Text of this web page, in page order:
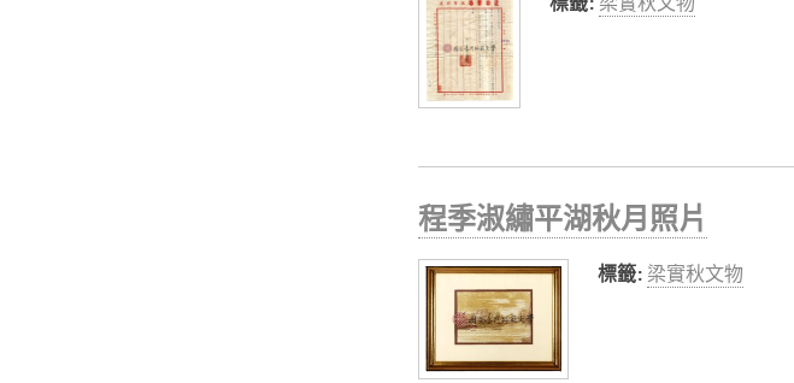
程季淑繡平湖秋月照片
標籤: 梁實秋文物